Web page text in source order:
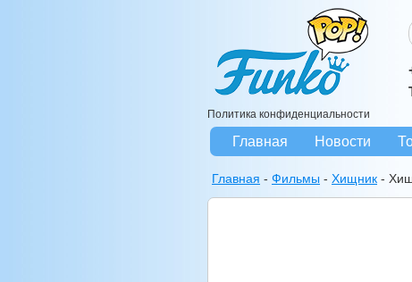
Политика конфиденциальности
Главная Новости
Главная - Фильмы - Хищник -